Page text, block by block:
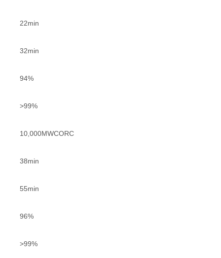
22min
32min
94%
>99%
10,000MWCORC
38min
55min
96%
>99%